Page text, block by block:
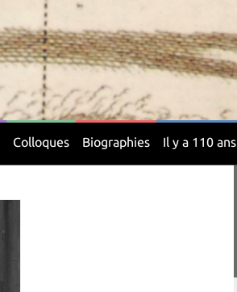
Colloques Biographies Il y a 110 ans